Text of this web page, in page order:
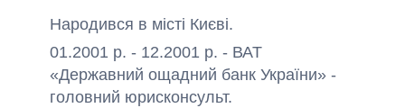
Народився в місті Києві.
01.2001 р. - 12.2001 р. - ВАТ
«Державний ощадний банк України» -
головний юрисконсульт.